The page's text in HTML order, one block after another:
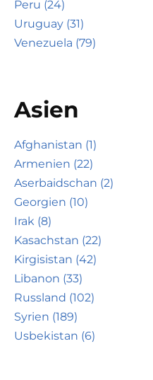
Peru (24)
Uruguay (31)
Venezuela (79)
Asien
Afghanistan (1)
Armenien (22)
Aserbaidschan (2)
Georgien (10)
Irak (8)
Kasachstan (22)
Kirgisistan (42)
Libanon (33)
Russland (102)
Syrien (189)
Usbekistan (6)